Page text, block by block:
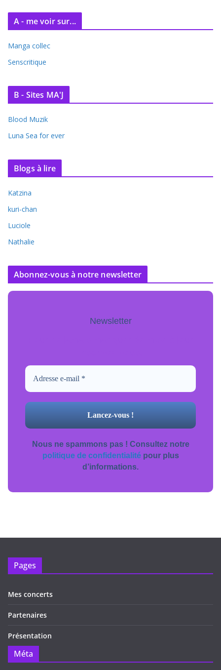
A - me voir sur...
Manga collec
Senscritique
B - Sites MA'J
Blood Muzik
Luna Sea for ever
Blogs à lire
Katzina
kuri-chan
Luciole
Nathalie
Abonnez-vous à notre newsletter
Newsletter
Nous ne spammons pas ! Consultez notre
politique de confidentialitépour plus
d’informations.
Pages
Mes concerts
Partenaires
Présentation
Méta